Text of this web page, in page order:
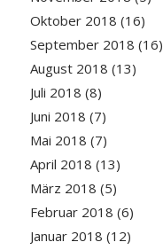
Oktober 2018 (16)
September 2018 (16)
August 2018 (13)
Juli 2018 (8)
Juni 2018 (7)
Mai 2018 (7)
April 2018 (13)
März 2018 (5)
Februar 2018 (6)
Januar 2018 (12)